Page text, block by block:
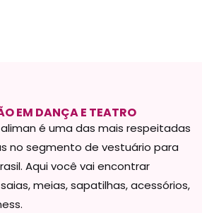
EM DANÇA E TEATRO
é uma das mais respeitadas
no segmento de vestuário para
Aqui você vai encontrar
meias, sapatilhas, acessórios,